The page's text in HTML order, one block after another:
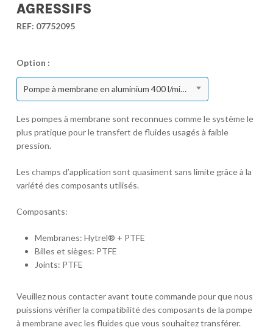
AGRESSIFS
REF: 07752095
Option :
Pompe à membrane en aluminium 400 l/min liquides agressifs
Les pompes à membrane sont reconnues comme le système le
plus pratique pour le transfert de fluides usagés à faible
pression.
Les champs d’application sont quasiment sans limite grâce à la
variété des composants utilisés.
Composants:
Membranes: Hytrel® + PTFE
Billes et sièges: PTFE
Joints: PTFE
Veuillez nous contacter avant toute commande pour que nous
puissions vérifier la compatibilité des composants de la pompe
à membrane avec les fluides que vous souhaitez transférer.